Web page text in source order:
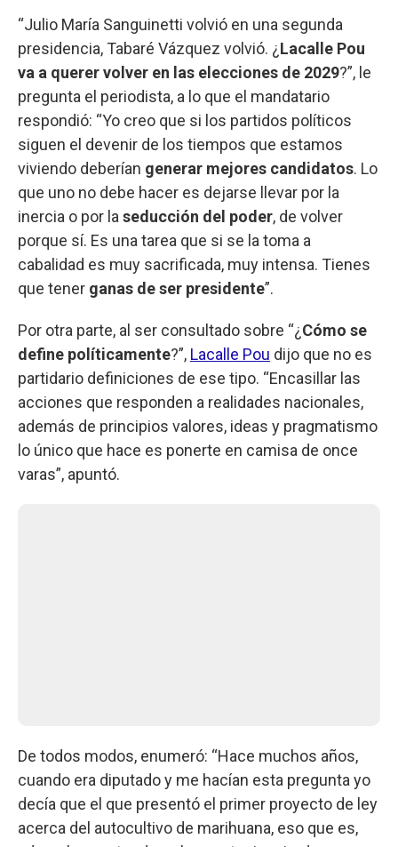
“Julio María Sanguinetti volvió en una segunda
presidencia, Tabaré Vázquez volvió. ¿Lacalle Pou
va a querer volver en las elecciones de 2029?”, le
pregunta el periodista, a lo que el mandatario
respondió: “Yo creo que si los partidos políticos
siguen el devenir de los tiempos que estamos
viviendo deberían generar mejores candidatos. Lo
que uno no debe hacer es dejarse llevar por la
inercia o por la seducción del poder, de volver
porque sí. Es una tarea que si se la toma a
cabalidad es muy sacrificada, muy intensa. Tienes
que tener ganas de ser presidente”.
Por otra parte, al ser consultado sobre “¿Cómo se
define políticamente?”, Lacalle Pou dijo que no es
partidario definiciones de ese tipo. “Encasillar las
acciones que responden a realidades nacionales,
además de principios valores, ideas y pragmatismo
lo único que hace es ponerte en camisa de once
varas”, apuntó.
De todos modos, enumeró: “Hace muchos años,
cuando era diputado y me hacían esta pregunta yo
decía que el que presentó el primer proyecto de ley
acerca del autocultivo de marihuana, eso que es,